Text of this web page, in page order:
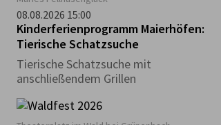
08.08.2026 15:00
Kinderferienprogramm Maierhöfen:
Tierische Schatzsuche
Tierische Schatzsuche mit
anschließendem Grillen